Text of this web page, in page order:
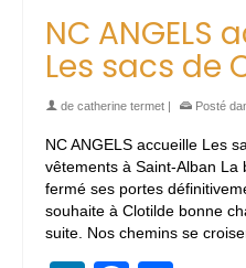
NC ANGELS
Les sacs de
de catherine termet | Posté
NC ANGELS accueille Les
vêtements à Saint-Alban
fermé ses portes
souhaite à Clotilde bonne
suite. Nos chemins se